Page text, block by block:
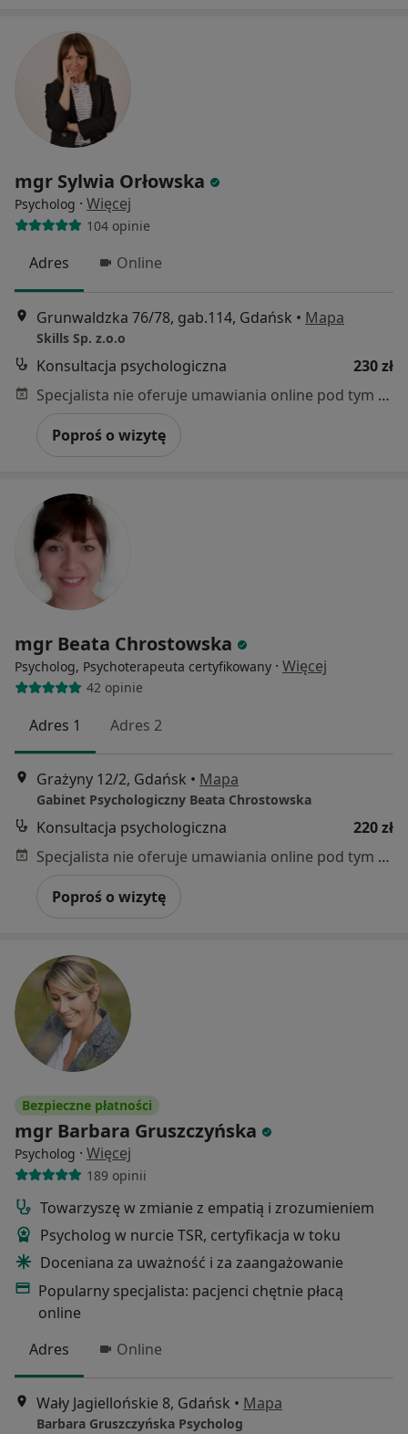
mgr Sylwia Orłowska
Psycholog · Więcej
104 opinie
Adres Online
Grunwaldzka 76/78, gab.114, Gdańsk • Mapa
Skills Sp. z.o.o
Konsultacja psychologiczna
230 zł
Specjalista nie oferuje umawiania online pod tym adresem.
Poproś o wizytę
mgr Beata Chrostowska
Psycholog, Psychoterapeuta certyfikowany · Więcej
42 opinie
Adres 1 Adres 2
Grażyny 12/2, Gdańsk • Mapa
Gabinet Psychologiczny Beata Chrostowska
Konsultacja psychologiczna
220 zł
Specjalista nie oferuje umawiania online pod tym adresem.
Poproś o wizytę
Bezpieczne płatności
mgr Barbara Gruszczyńska
Psycholog · Więcej
189 opinii
Towarzyszę w zmianie z empatią i zrozumieniem
Psycholog w nurcie TSR, certyfikacja w toku
Doceniana za uważność i za zaangażowanie
Popularny specjalista: pacjenci chętnie płacą
online
Adres
Online
Wały Jagiellońskie 8, Gdańsk • Mapa
Barbara Gruszczyńska Psycholog